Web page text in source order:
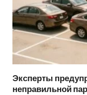
Эксперты
неправильной